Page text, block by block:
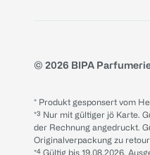
© 2026 BIPA
* Produkt gesponsert vom
*³ Nur mit gültiger jö Karte.
der Rechnung angedruckt.
Originalverpackung zu
*⁴ Gültig bis 19.08.2026.